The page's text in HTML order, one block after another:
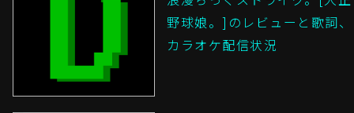
野球娘。]のレビューと歌詞、
カラオケ配信状況